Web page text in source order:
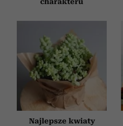
Najlepsze kwiaty